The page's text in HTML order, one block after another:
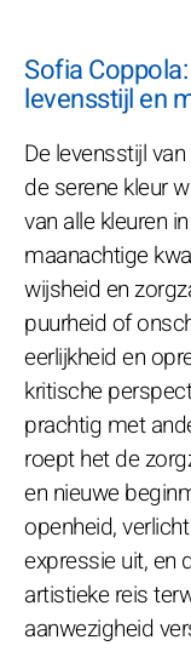
Sofia
levensstijl en
De levensstijl
de serene kleur
van alle kleuren
maanachtige
wijsheid en
puurheid of
eerlijkheid en
kritische
prachtig met
roept het de
en nieuwe
openheid,
expressie uit, en
artistieke reis
aanwezigheid